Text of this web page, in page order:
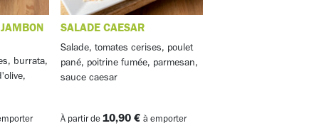
burrata,
SALADE CAESAR
Salade, tomates cerises, poulet
pané, poitrine fumée, parmesan,
sauce caesar
À partir de 10,90 € à emporter